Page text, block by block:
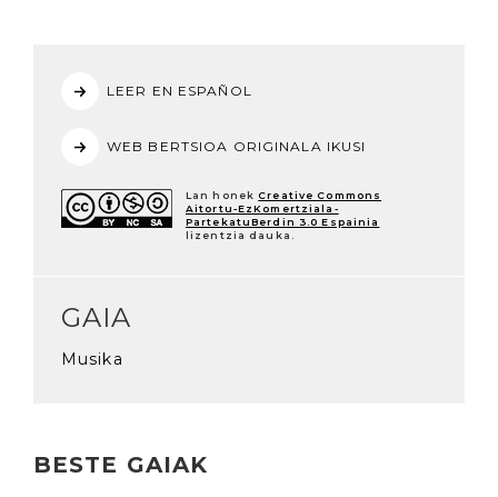
LEER EN ESPAÑOL
WEB BERTSIOA ORIGINALA IKUSI
Lan honek Creative Commons
Aitortu-EzKomertziala-
PartekatuBerdin 3.0 Espainia
lizentzia dauka.
GAIA
Musika
BESTE GAIAK